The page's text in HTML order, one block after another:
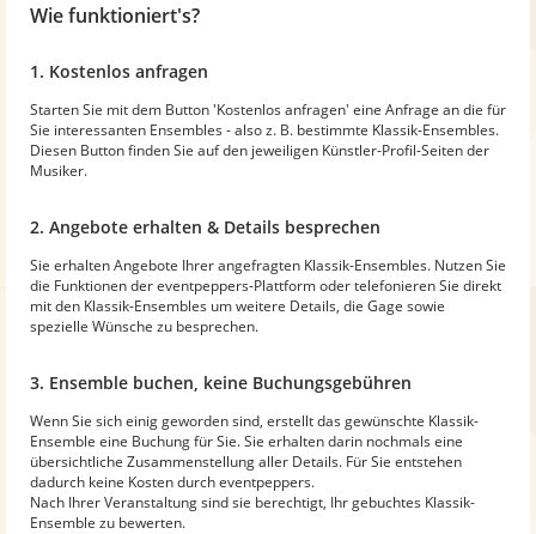
Wie funktioniert's?
1. Kostenlos anfragen
Starten Sie mit dem Button 'Kostenlos anfragen' eine Anfrage an die für
Sie interessanten Ensembles - also z. B. bestimmte Klassik-Ensembles.
Diesen Button finden Sie auf den jeweiligen Künstler-Profil-Seiten der
Musiker.
2. Angebote erhalten & Details besprechen
Sie erhalten Angebote Ihrer angefragten Klassik-Ensembles. Nutzen Sie
die Funktionen der eventpeppers-Plattform oder telefonieren Sie direkt
mit den Klassik-Ensembles um weitere Details, die Gage sowie
spezielle Wünsche zu besprechen.
3. Ensemble buchen, keine Buchungsgebühren
Wenn Sie sich einig geworden sind, erstellt das gewünschte Klassik-
Ensemble eine Buchung für Sie. Sie erhalten darin nochmals eine
übersichtliche Zusammenstellung aller Details. Für Sie entstehen
dadurch keine Kosten durch eventpeppers.
Nach Ihrer Veranstaltung sind sie berechtigt, Ihr gebuchtes Klassik-
Ensemble zu bewerten.